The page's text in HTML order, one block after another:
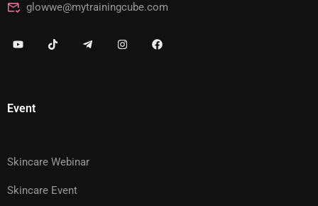
glowwe@mytrainingcube.com
Event
Skincare Webinar
Skincare Event